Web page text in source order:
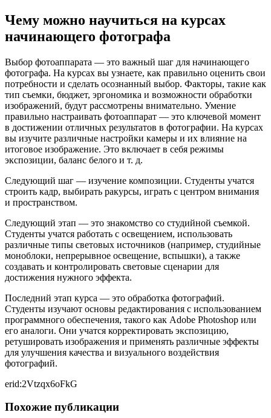
Чему можно научиться на курсах
начинающего фотографа
Выбор фотоаппарата — это важный шаг для начинающего
фотографа. На курсах вы узнаете, как правильно оценить свои
потребности и сделать осознанный выбор. Факторы, такие как
тип съемки, бюджет, эргономика и возможности обработки
изображений, будут рассмотрены внимательно. Умение
правильно настраивать фотоаппарат — это ключевой момент
в достижении отличных результатов в фотографии. На курсах
вы изучите различные настройки камеры и их влияние на
итоговое изображение. Это включает в себя режимы
экспозиции, баланс белого и т. д.
Следующий шаг — изучение композиции. Студенты учатся
строить кадр, выбирать ракурсы, играть с центром внимания
и пространством.
Следующий этап — это знакомство со студийной съемкой.
Студенты учатся работать с освещением, использовать
различные типы световых источников (например, студийные
моноблоки, непрерывное освещение, вспышки), а также
создавать и контролировать световые сценарии для
достижения нужного эффекта.
Последний этап курса — это обработка фотографий.
Студенты изучают основы редактирования с использованием
программного обеспечения, такого как Adobe Photoshop или
его аналоги. Они учатся корректировать экспозицию,
ретушировать изображения и применять различные эффекты
для улучшения качества и визуального воздействия
фотографий.
erid:2Vtzqx6oFkG
Похожие публикации